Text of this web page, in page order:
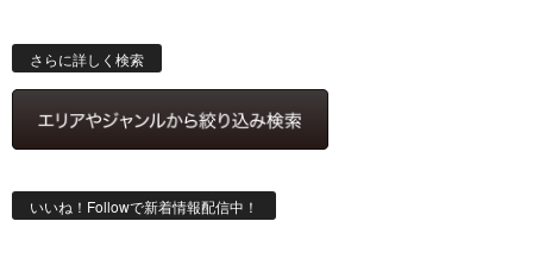
さらに詳しく検索
いいね！Followで新着情報配信中！